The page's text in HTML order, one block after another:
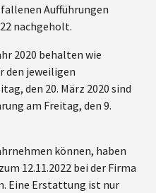
Aufführungen
nachgeholt.
2020 behalten wie
den jeweiligen
den 20. März 2020 sind
am Freitag, den 9.
können, haben
12.11.2022 bei der Firma
Eine Erstattung ist nur